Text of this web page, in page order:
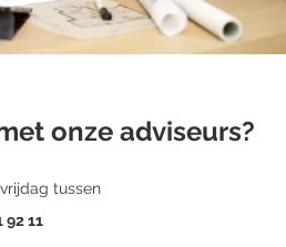
onze adviseurs?
tussen
92 11